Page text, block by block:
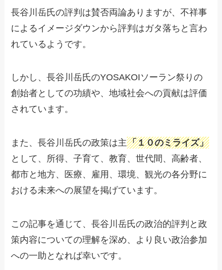
長谷川岳氏の評判は賛否両論ありますが、不祥事
によるイメージダウンから評判はガタ落ちと言わ
れているようです。
しかし、長谷川岳氏のYOSAKOIソーラン祭りの
創始者としての功績や、地域社会への貢献は評価
されています。
また、長谷川岳氏の政策は主「１０のミライズ」
として、所得、子育て、教育、世代間、高齢者、
都市と地方、医療、雇用、環境、観光の各分野に
おける未来への展望を掲げています。
この記事を通じて、長谷川岳氏の政治的評判と政
策内容についての理解を深め、より良い政治参加
への一助となれば幸いです。